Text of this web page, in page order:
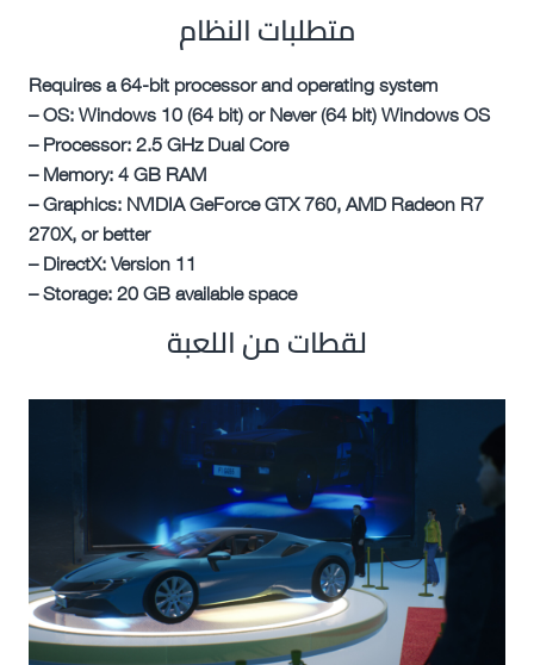
متطلبات النظام
Requires a 64-bit processor and operating system
– OS: Windows 10 (64 bit) or Never (64 bit) Windows OS
– Processor: 2.5 GHz Dual Core
– Memory: 4 GB RAM
– Graphics: NVIDIA GeForce GTX 760, AMD Radeon R7
270X, or better
– DirectX: Version 11
– Storage: 20 GB available space
لقطات من اللعبة